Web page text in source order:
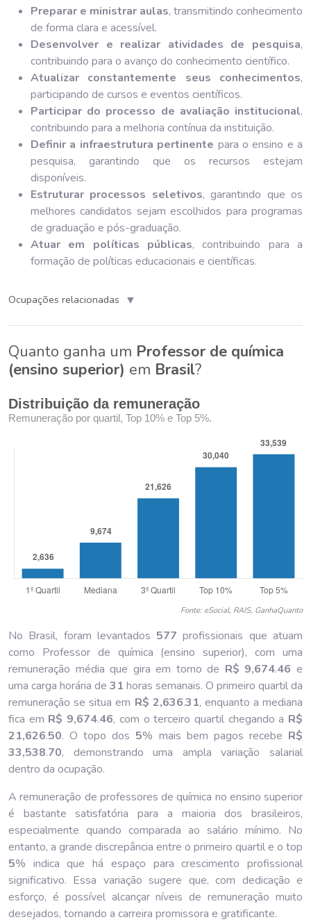
Preparar e ministrar aulas, transmitindo conhecimento
de forma clara e acessível.
Desenvolver e realizar atividades de pesquisa,
contribuindo para o avanço do conhecimento científico.
Atualizar constantemente seus conhecimentos,
participando de cursos e eventos científicos.
Participar do processo de avaliação institucional,
contribuindo para a melhoria contínua da instituição.
Definir a infraestrutura pertinente para o ensino e a
pesquisa, garantindo que os recursos estejam
disponíveis.
Estruturar processos seletivos, garantindo que os
melhores candidatos sejam escolhidos para programas
de graduação e pós-graduação.
Atuar em políticas públicas, contribuindo para a
formação de políticas educacionais e científicas.
Ocupações relacionadas ▼
Quanto ganha um Professor de química
(ensino superior) em Brasil?
Distribuição da remuneração
Remuneração por quartil, Top 10% e Top 5%.
Fonte: eSocial, RAIS, GanhaQuanto
No Brasil, foram levantados 577 profissionais que atuam
como Professor de química (ensino superior), com uma
remuneração média que gira em torno de R$ 9,674.46 e
uma carga horária de 31 horas semanais. O primeiro quartil da
remuneração se situa em R$ 2,636.31, enquanto a mediana
fica em R$ 9,674.46, com o terceiro quartil chegando a R$
21,626.50. O topo dos 5% mais bem pagos recebe R$
33,538.70, demonstrando uma ampla variação salarial
dentro da ocupação.
A remuneração de professores de química no ensino superior
é bastante satisfatória para a maioria dos brasileiros,
especialmente quando comparada ao salário mínimo. No
entanto, a grande discrepância entre o primeiro quartil e o top
5% indica que há espaço para crescimento profissional
significativo. Essa variação sugere que, com dedicação e
esforço, é possível alcançar níveis de remuneração muito
desejados, tornando a carreira promissora e gratificante.